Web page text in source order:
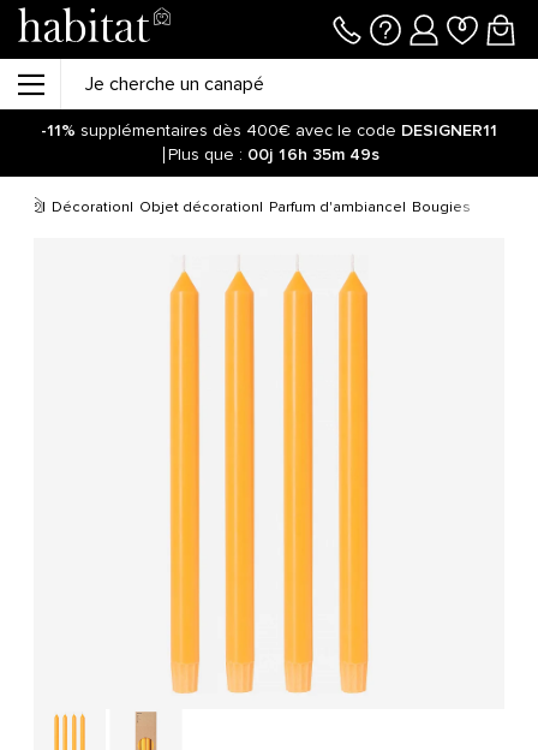
-11% supplémentaires dès 400€ avec le code DESIGNER11
Plus que : 00j 16h 35m 49s
Décoration Objet décoration Parfum d'ambiance Bougies